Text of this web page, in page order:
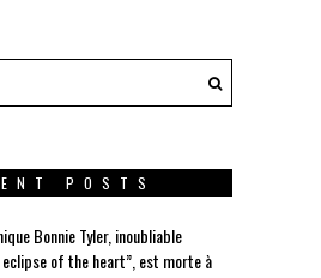
POSTS
Bonnie Tyler, inoubliable
of the heart”, est morte à